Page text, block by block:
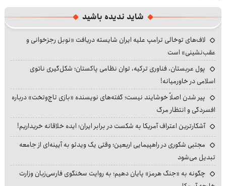
شاید ندیده باشید
لاف‌های توخالی ترامپ علیه ایران شایسته دریافت «نوبل رجزخوانی و
عقب‌نشینی» است
پول عربستان، فناوری ترکیه، توان نظامی پاکستان؛ شکل‌گیری ناتوی
اسلامی در خاورمیانه!
پیر شدن اصلاً خوشایند نیست؛ گفته‌های نویسنده «بازی تاج‌وتخت» درباره
افسردگی و انتظار مرگ
آشکارترین اعتراف آمریکا به شکست در برابر ایران؛ ایده خلاقانه خریداریم!
مجتبی شکوری در راهپیمایی اربعین؛ وقتی یک ویدئو به آیینه‌ای از جامعه
تبدیل می‌شود
چگونه به «جنگ هرمز» پایان دهیم؛ به روایت سخنگوی فارسی‌زبان وزارت